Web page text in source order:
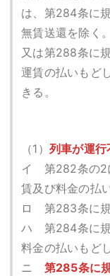
は、第284条に
無賃送還を除く
又は第288条に
運賃の払いもど
きる。
（1） 列車が運行
イ 第282条の2
賃及び料金の払
ロ 第283条に
ハ 第284条に規
料金の払いもど
ニ 第285条に